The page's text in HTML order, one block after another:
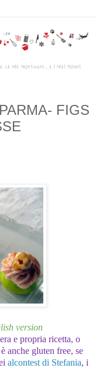
FIGS
version
e propria ricetta, o
anche gluten free, se
alcontest di Stefania, i